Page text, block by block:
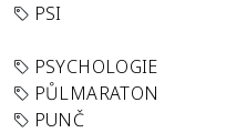
PSI
PSYCHOLOGIE
PŮLMARATON
PUNČ